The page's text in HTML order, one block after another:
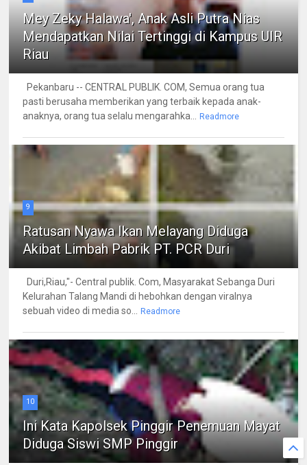
Mey Zeky Halawa', Anak Asli Putra Nias
Mendapatkan Nilai Tertinggi di Kampus UIR
Riau
Pekanbaru -- CENTRAL PUBLIK. COM, Semua orang tua
pasti berusaha memberikan yang terbaik kepada anak-
anaknya, orang tua selalu mengarahka...
Readmore
9
Ratusan Nyawa Ikan Melayang Diduga
Akibat Limbah Pabrik PT. PCR Duri
Duri,Riau,"- Central publik. Com, Masyarakat Sebanga Duri
Kelurahan Talang Mandi di hebohkan dengan viralnya
sebuah video di media so...
Readmore
10
Ini Kata Kapolsek Pinggir Penemuan Mayat
Diduga Siswi SMP Pinggir